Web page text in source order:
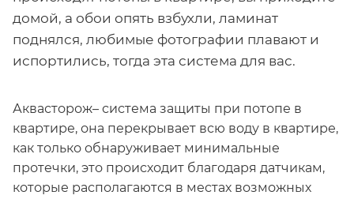
домой, а обои опять взбухли, ламинат
поднялся, любимые фотографии плавают и
испортились, тогда эта система для вас.
Аквасторож– система защиты при потопе в
квартире, она перекрывает всю воду в квартире,
как только обнаруживает минимальные
протечки, это происходит благодаря датчикам,
которые располагаются в местах возможных